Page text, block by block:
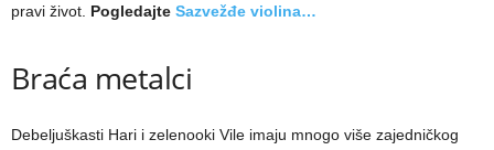
pravi život. Pogledajte Sazvežđe violina…
Braća metalci
Debeljuškasti Hari i zelenooki Vile imaju mnogo više zajedničkog